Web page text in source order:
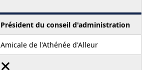
Président du conseil d'administration
Amicale de l'Athénée d'Alleur